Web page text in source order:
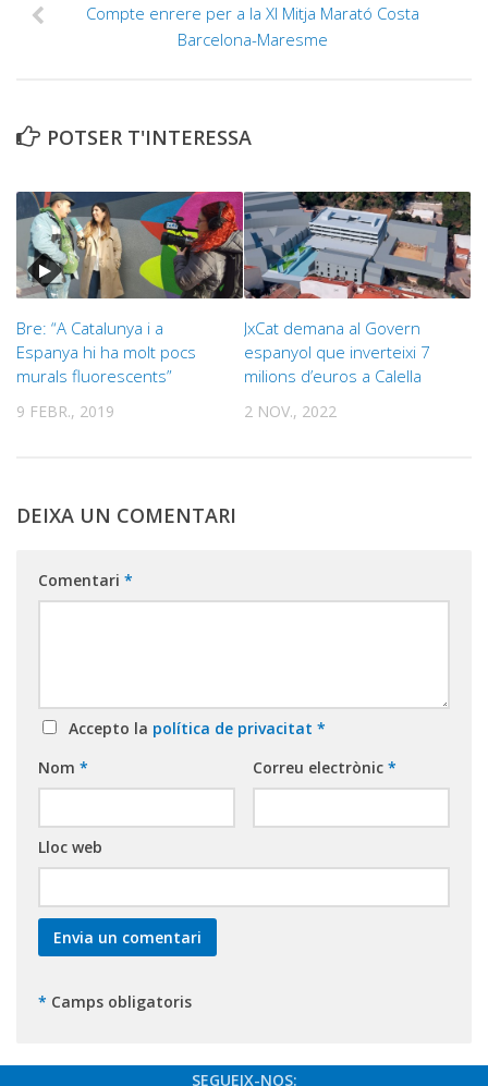
Compte enrere per a la XI Mitja Marató Costa
Barcelona-Maresme
POTSER T'INTERESSA
Bre: “A Catalunya i a
Espanya hi ha molt pocs
murals fluorescents”
9 FEBR., 2019
JxCat demana al Govern
espanyol que inverteixi 7
milions d’euros a Calella
2 NOV., 2022
DEIXA UN COMENTARI
Comentari *
Accepto la política de privacitat *
Nom * Correu electrònic *
Lloc web
* Camps obligatoris
SEGUEIX-NOS: